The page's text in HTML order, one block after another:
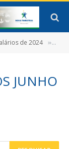
de 2024 »
JUNHO